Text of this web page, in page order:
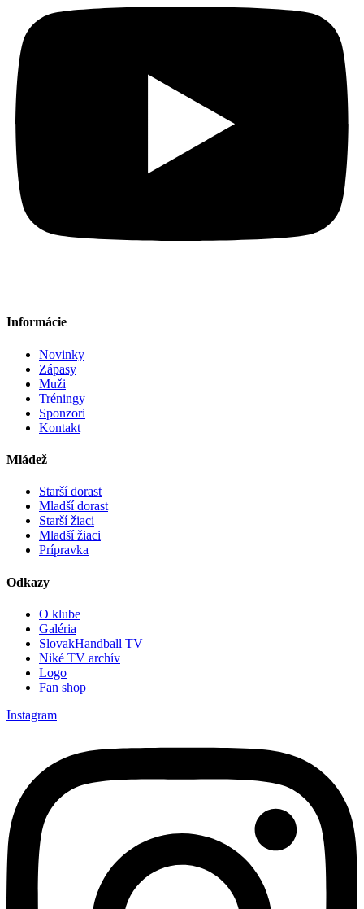
Informácie
Novinky
Zápasy
Muži
Tréningy
Sponzori
Kontakt
Mládež
Starší dorast
Mladší dorast
Starší žiaci
Mladší žiaci
Prípravka
Odkazy
O klube
Galéria
SlovakHandball TV
Niké TV archív
Logo
Fan shop
Instagram